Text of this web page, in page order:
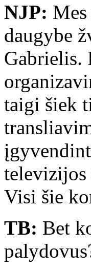
NJP:
daugybe
Gabrielis.
taigi šiek
televizijos
Visi šie
TB: Bet